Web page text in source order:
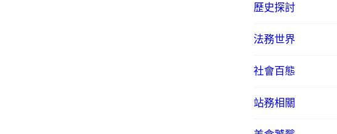
歷史探討
法務世界
社會百態
站務相關